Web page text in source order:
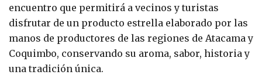
encuentro que permitirá a vecinos y turistas
disfrutar de un producto estrella elaborado por las
manos de productores de las regiones de Atacama y
Coquimbo, conservando su aroma, sabor, historia y
una tradición única.